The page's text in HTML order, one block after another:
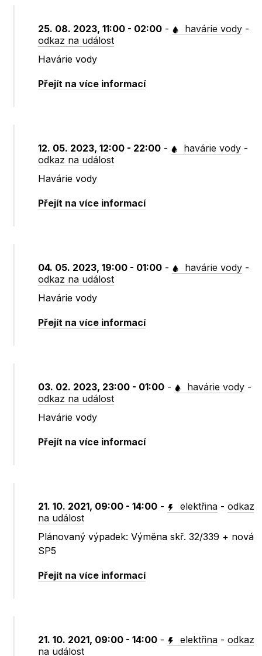
25. 08. 2023, 11:00 - 02:00 - havárie vody -
odkaz na událost
Havárie vody
Přejít na více informací
12. 05. 2023, 12:00 - 22:00 - havárie vody -
odkaz na událost
Havárie vody
Přejít na více informací
04. 05. 2023, 19:00 - 01:00 - havárie vody -
odkaz na událost
Havárie vody
Přejít na více informací
03. 02. 2023, 23:00 - 01:00 - havárie vody -
odkaz na událost
Havárie vody
Přejít na více informací
21. 10. 2021, 09:00 - 14:00 - elektřina -odkaz
na událost
Plánovaný výpadek: Výměna skř. 32/339 + nová
SP5
Přejít na více informací
21. 10. 2021, 09:00 - 14:00 - elektřina -odkaz
na událost